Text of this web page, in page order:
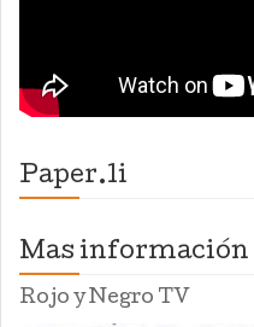
Paper.li
Mas información
Rojo y Negro TV